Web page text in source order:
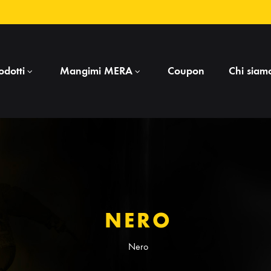
Mangimi MERA Coupon Chi
NERO
Nero